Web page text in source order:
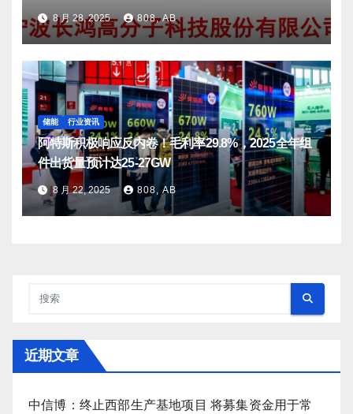
8 月 28, 2025 808, AB
储能 行业资讯
阿特斯积极响应反内卷！毛利率29.8%，2025全年组
件出货量预计达25-27GW
8 月 22, 2025 808, AB
近期文章
中信博：终止西部生产基地项目 将募集资金用于常